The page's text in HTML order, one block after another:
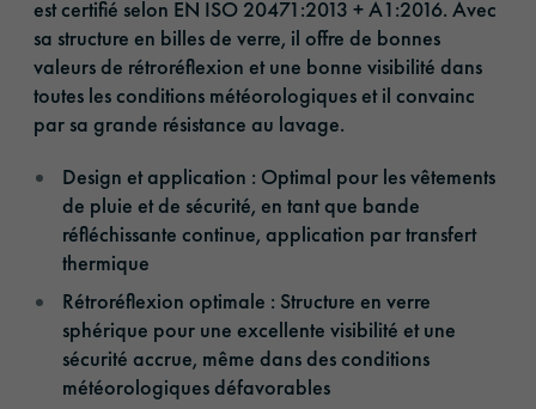
est certifié selon EN ISO 20471:2013 + A1:2016. Avec
sa structure en billes de verre, il offre de bonnes
valeurs de rétroréflexion et une bonne visibilité dans
toutes les conditions météorologiques et il convainc
par sa grande résistance au lavage.
Design et application : Optimal pour les vêtements
de pluie et de sécurité, en tant que bande
réfléchissante continue, application par transfert
thermique
Rétroréflexion optimale : Structure en verre
sphérique pour une excellente visibilité et une
sécurité accrue, même dans des conditions
météorologiques défavorables